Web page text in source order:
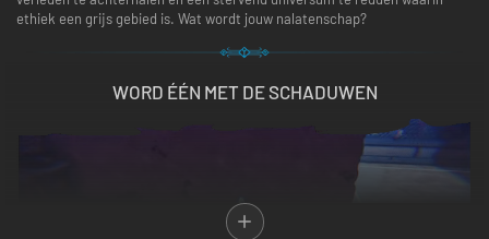
ethiek een grijs gebied is. Wat wordt jouw nalatenschap?
WORD ÉÉN MET DE SCHADUWEN